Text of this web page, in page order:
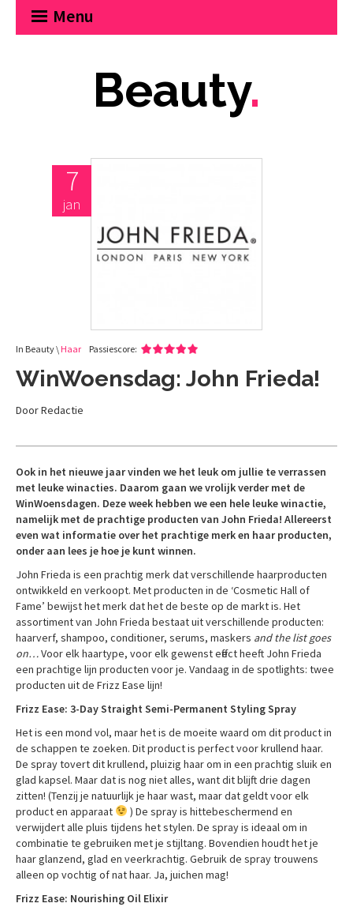
Menu
Beauty.
7
jan
In Beauty \ Haar Passiescore:
WinWoensdag: John Frieda!
Door Redactie
Ook in het nieuwe jaar vinden we het leuk om jullie te verrassen
met leuke winacties. Daarom gaan we vrolijk verder met de
WinWoensdagen. Deze week hebben we een hele leuke winactie,
namelijk met de prachtige producten van John Frieda! Allereerst
even wat informatie over het prachtige merk en haar producten,
onder aan lees je hoe je kunt winnen.
John Frieda is een prachtig merk dat verschillende haarproducten
ontwikkeld en verkoopt. Met producten in de ‘Cosmetic Hall of
Fame’ bewijst het merk dat het de beste op de markt is. Het
assortiment van John Frieda bestaat uit verschillende producten:
haarverf, shampoo, conditioner, serums, maskers and the list goes
on…Voor elk haartype, voor elk gewenst effect heeft John Frieda
een prachtige lijn producten voor je. Vandaag in de spotlights: twee
producten uit de Frizz Ease lijn!
Frizz Ease: 3-Day Straight Semi-Permanent Styling Spray
Het is een mond vol, maar het is de moeite waard om dit product in
de schappen te zoeken. Dit product is perfect voor krullend haar.
De spray tovert dit krullend, pluizig haar om in een prachtig sluik en
glad kapsel. Maar dat is nog niet alles, want dit blijft drie dagen
zitten! (Tenzij je natuurlijk je haar wast, maar dat geldt voor elk
product en apparaat
) De spray is hittebeschermend en
verwijdert alle pluis tijdens het stylen. De spray is ideaal om in
combinatie te gebruiken met je stijltang. Bovendien houdt het je
haar glanzend, glad en veerkrachtig. Gebruik de spray trouwens
alleen op vochtig of nat haar. Ja, juichen mag!
Frizz Ease: Nourishing Oil Elixir